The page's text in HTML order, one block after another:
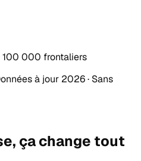
100 000 frontaliers
à jour 2026 · Sans
ça change tout